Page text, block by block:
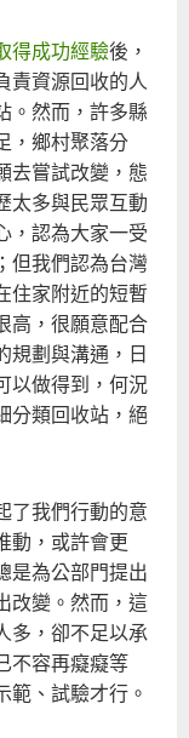
得成功經驗後，
責資源回收的人
。然而，許多縣
，鄉村聚落分
去嘗試改變，態
太多與民眾互動
，認為大家一受
但我們認為台灣
住家附近的短暫
高，很願意配合
規劃與溝通，日
以做得到，何況
分類回收站，絕
了我們行動的意
動，或許會更
是為公部門提出
改變。然而，這
多，卻不足以承
不容再癡癡等
、試驗才行。